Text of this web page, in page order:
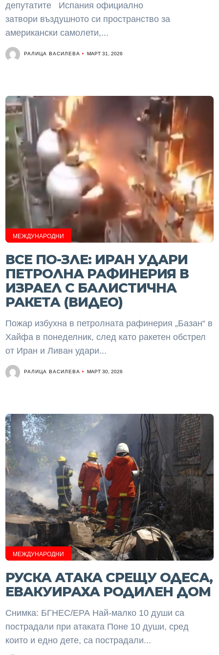
депутатите Испания официално
затвори въздушното си пространство за
американски самолети,...
РАЛИЦА ВАСИЛЕВА МАРТ 31, 2026
МЕЖДУНАРОДНИ
ВСЕ ПО-ЗЛЕ: ИРАН УДАРИ
ПЕТРОЛНА РАФИНЕРИЯ В
ИЗРАЕЛ С БАЛИСТИЧНА
РАКЕТА (ВИДЕО)
Пожар избухна в петролната рафинерия „Базан“ в
Хайфа в понеделник, след като ракетен обстрел
от Иран и Ливан удари...
РАЛИЦА ВАСИЛЕВА МАРТ 30, 2026
МЕЖДУНАРОДНИ
РУСКА АТАКА СРЕЩУ ОДЕСА,
ЕВАКУИРАХА РОДИЛЕН ДОМ
Снимка: БГНЕС/ЕРА Най-малко 10 души са
пострадали при атаката Поне 10 души, сред
които и едно дете, са пострадали...